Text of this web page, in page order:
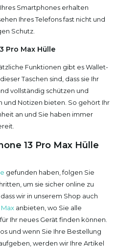
Smartphones erhalten
Ihres Telefons fast nicht und
Schutz.
Pro Max Hülle
Funktionen gibt es Wallet-
Taschen sind, dass sie Ihr
vollständig schützen und
und Notizen bieten. So gehört Ihr
an und Sie haben immer
13 Pro Max Hülle
gefunden haben, folgen Sie
um sie sicher online zu
wir in unserem Shop auch
anbieten, wo Sie alle
Ihr neues Gerät finden können.
und wenn Sie Ihre Bestellung
werden wir Ihre Artikel